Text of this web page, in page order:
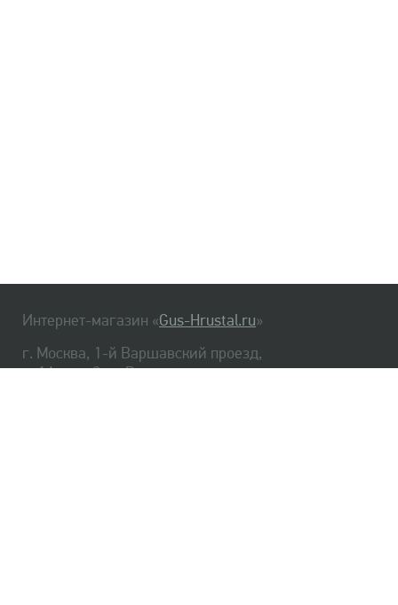
Интернет-магазин «Gus-Hrustal.ru»
г. Москва, 1-й Варшавский проезд,
д. 1А, стр. 3, м. Варшавская